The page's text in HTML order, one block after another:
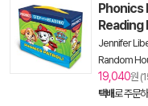
Phonics
Reading
Jennifer
Random
19,040원
택배로 주문